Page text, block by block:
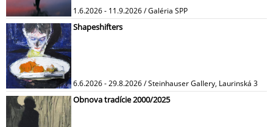
1.6.2026 - 11.9.2026 / Galéria SPP
Shapeshifters
6.6.2026 - 29.8.2026 / Steinhauser Gallery, Laurinská 3
Obnova tradície 2000/2025